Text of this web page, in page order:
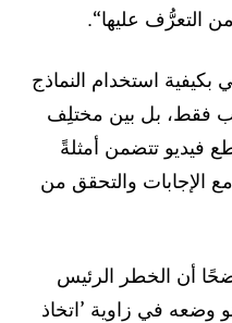
التعرُّف عليها“.
استخدام النماذج
فقط، بل بين مختلِف
فيديو تتضمن أمثلةً
الإجابات والتحقق من
أن الخطر الرئيس
وضعه في زاوية ’اتخاذ